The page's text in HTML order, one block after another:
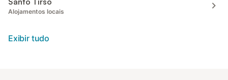
Alojamentos locais
Exibir tudo